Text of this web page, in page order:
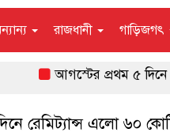
রাজধানী গাড়িজগৎ
আগস্টের প্রথম ৫ দিনে
রেমিট্যান্স এলো ৬০